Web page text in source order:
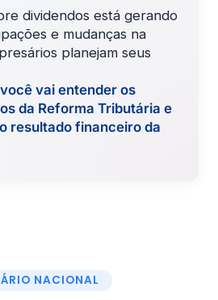
dividendos está gerando
e mudanças na
planejam seus
vai entender os
da Reforma Tributária e
resultado financeiro da
NACIONAL